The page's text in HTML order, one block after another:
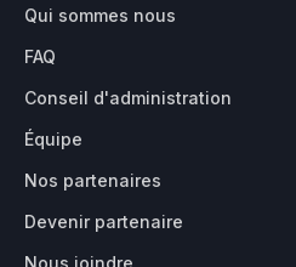
Qui sommes nous
FAQ
Conseil d'administration
Équipe
Nos partenaires
Devenir partenaire
Nous joindre